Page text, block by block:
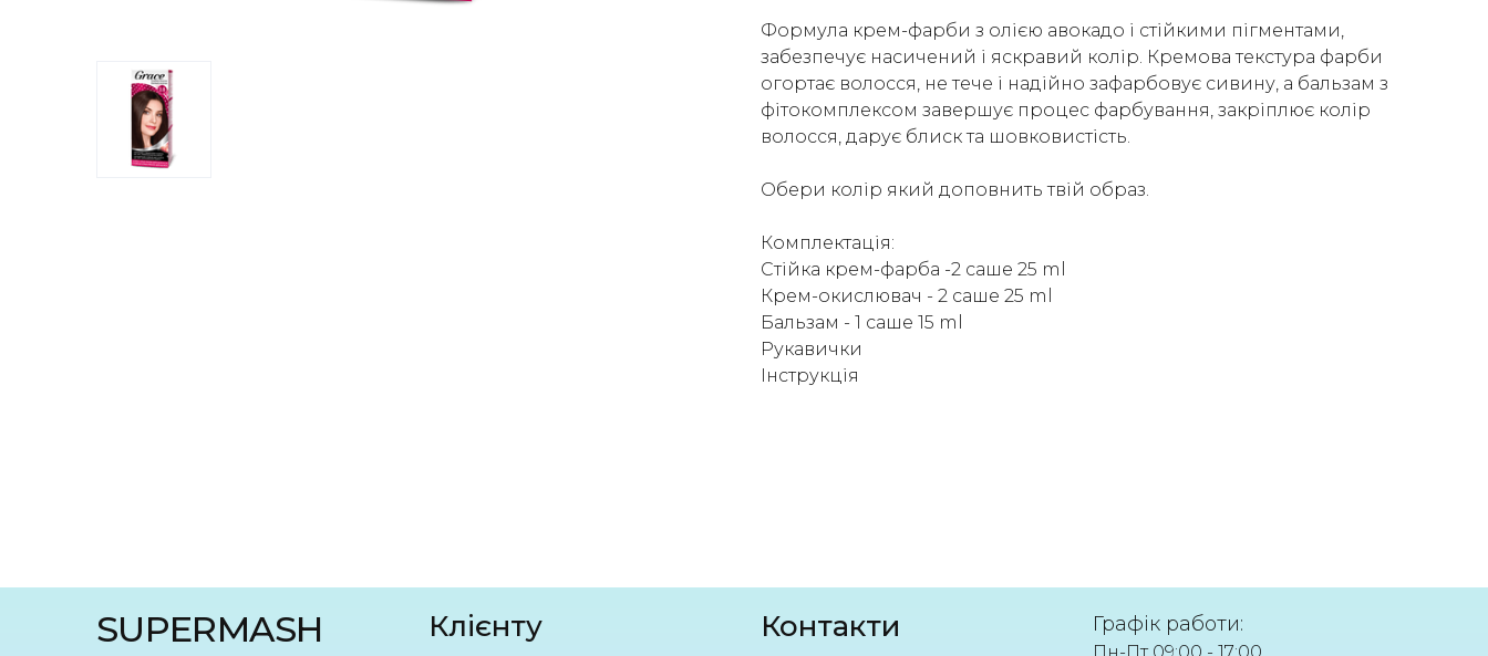
Формула крем-фарби з олією авокадо і стійкими пігментами,
забезпечує насичений і яскравий колір. Кремова текстура фарби
огортає волосся, не тече і надійно зафарбовує сивину, а бальзам з
фітокомплексом завершує процес фарбування, закріплює колір
волосся, дарує блиск та шовковистість.
Обери колір який доповнить твій образ.
Комплектація:
Стійка крем-фарба -2 саше 25 ml
Крем-окислювач - 2 саше 25 ml
Бальзам - 1 саше 15 ml
Рукавички
Інструкція
SUPERMASH Клієнту Контакти Графік работи: